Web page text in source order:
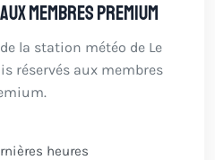
membres Premium
la station météo de Le
réservés aux membres
heures